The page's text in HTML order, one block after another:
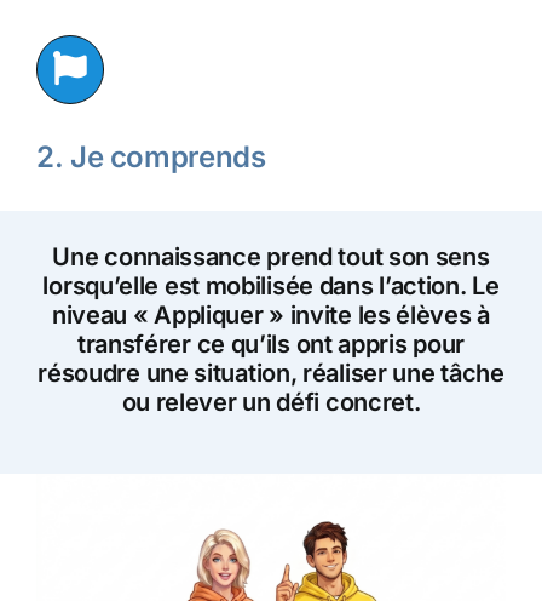
2. Je comprends
Une connaissance prend tout son sens
lorsqu’elle est mobilisée dans l’action. Le
niveau « Appliquer » invite les élèves à
transférer ce qu’ils ont appris pour
résoudre une situation, réaliser une tâche
ou relever un défi concret.